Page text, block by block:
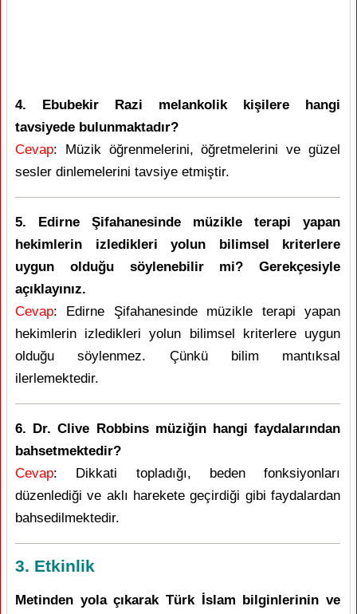
4. Ebubekir Razi melankolik kişilere hangi
tavsiyede bulunmaktadır?
Cevap: Müzik öğrenmelerini, öğretmelerini ve güzel
sesler dinlemelerini tavsiye etmiştir.
5. Edirne Şifahanesinde müzikle terapi yapan
hekimlerin izledikleri yolun bilimsel kriterlere
uygun olduğu söylenebilir mi? Gerekçesiyle
açıklayınız.
Cevap: Edirne Şifahanesinde müzikle terapi yapan
hekimlerin izledikleri yolun bilimsel kriterlere uygun
olduğu söylenmez. Çünkü bilim mantıksal
ilerlemektedir.
6. Dr. Clive Robbins müziğin hangi faydalarından
bahsetmektedir?
Cevap: Dikkati topladığı, beden fonksiyonları
düzenlediği ve aklı harekete geçirdiği gibi faydalardan
bahsedilmektedir.
3. Etkinlik
Metinden yola çıkarak Türk İslam bilginlerinin ve